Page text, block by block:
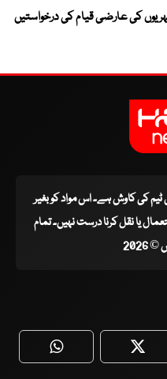
کی عارضی قیام کی درخواستیں
ٹیم کی کاوش ہے۔ اس مواد کو بغیر
یا نقل کرنا درست نہیں۔ تمام
WhatsApp